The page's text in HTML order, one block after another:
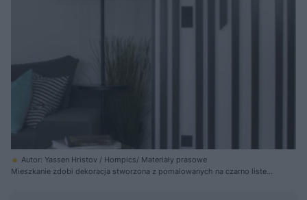
Autor: Yassen Hristov / Hompics/ Materiały prasowe
Mieszkanie zdobi dekoracja stworzona z pomalowanych na czarno listew